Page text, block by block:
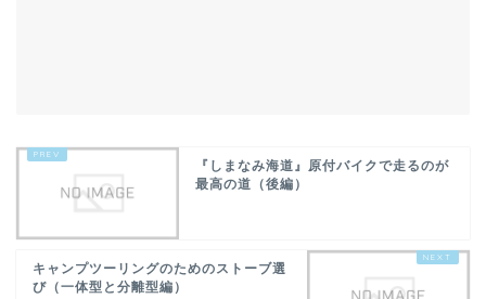
『しまなみ海道』原付バイクで走るのが
最高の道（後編）
キャンプツーリングのためのストーブ選
び（一体型と分離型編）